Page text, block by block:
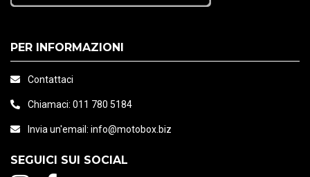
PER INFORMAZIONI
Contattaci
Chiamaci: 011 780 5184
Invia un'email: info@motobox.biz
SEGUICI SUI SOCIAL